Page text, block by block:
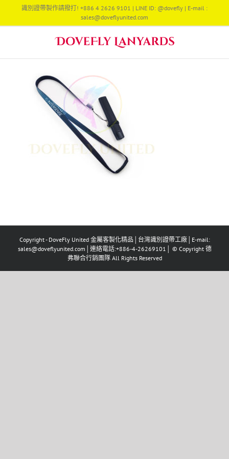
content
識別證帶製作請撥打! +886 4 2626 9101 | LINE ID: @dovefly | E-mail :
sales@doveflyunited.com
Copyright - DoveFly United 金屬客製化精品│台灣識別證帶工廠│E-mail:
sales@doveflyunited.com│連絡電話:+886-4-26269101│ © Copyright 德
弗聯合行銷團隊 All Rights Reserved